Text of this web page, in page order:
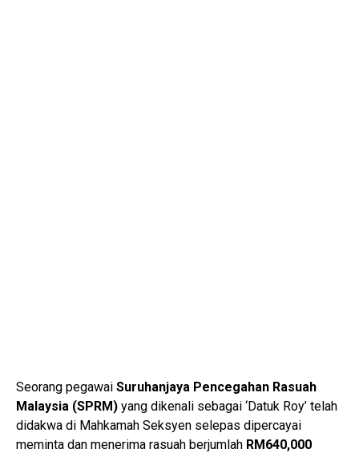
Seorang pegawai Suruhanjaya Pencegahan Rasuah
Malaysia (SPRM) yang dikenali sebagai ‘Datuk Roy’ telah
didakwa di Mahkamah Seksyen selepas dipercayai
meminta dan menerima rasuah berjumlah RM640,000